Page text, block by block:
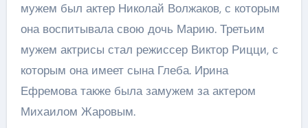
мужем был актер Николай Волжаков, с которым
она воспитывала свою дочь Марию. Третьим
мужем актрисы стал режиссер Виктор Рицци, с
которым она имеет сына Глеба. Ирина
Ефремова также была замужем за актером
Михаилом Жаровым.